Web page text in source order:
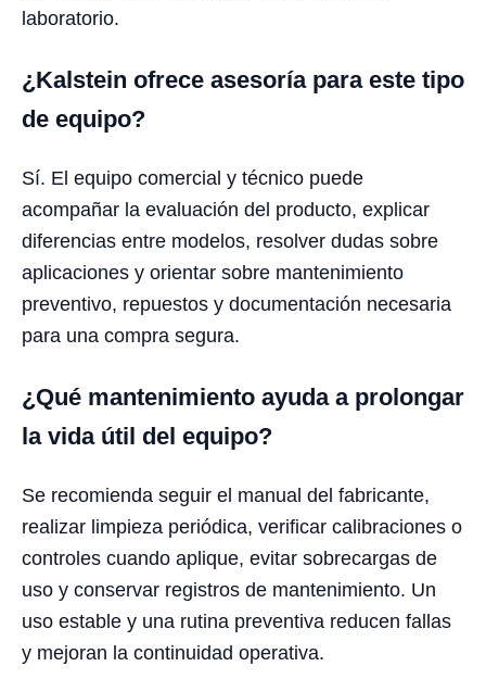
laboratorio.
¿Kalstein ofrece asesoría para este tipo
de equipo?
Sí. El equipo comercial y técnico puede
acompañar la evaluación del producto, explicar
diferencias entre modelos, resolver dudas sobre
aplicaciones y orientar sobre mantenimiento
preventivo, repuestos y documentación necesaria
para una compra segura.
¿Qué mantenimiento ayuda a prolongar
la vida útil del equipo?
Se recomienda seguir el manual del fabricante,
realizar limpieza periódica, verificar calibraciones o
controles cuando aplique, evitar sobrecargas de
uso y conservar registros de mantenimiento. Un
uso estable y una rutina preventiva reducen fallas
y mejoran la continuidad operativa.